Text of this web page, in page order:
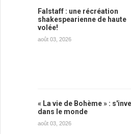
Falstaff : une récréation
shakespearienne de haute
volée!
août 03, 2026
« La vie de Bohème » :
dans le monde
août 03, 2026